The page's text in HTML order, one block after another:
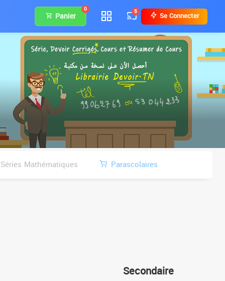
Panier
0 5 Se Connecter
Séries Mathématiques Parascolaires
Secondaire